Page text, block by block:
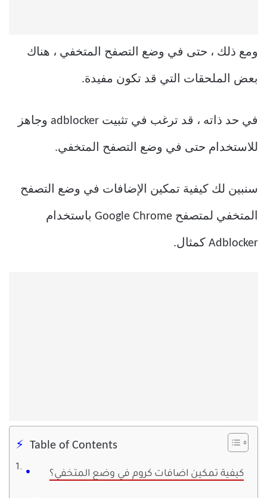
ومع ذلك ، حتى في وضع التصفح المتخفي ، هناك
بعض الملحقات التي قد تكون مفيدة.
في حد ذاته ، قد ترغب في تثبيت adblocker وجاهز
للاستخدام حتى في وضع التصفح المتخفي.
سنبين لك كيفية تمكين الإضافات في وضع التصفح
المتخفي لمتصفح Google Chrome باستخدام
Adblocker كمثال.
Table of Contents
كيفية تمكين اضافات كروم في وضع المتخفي؟